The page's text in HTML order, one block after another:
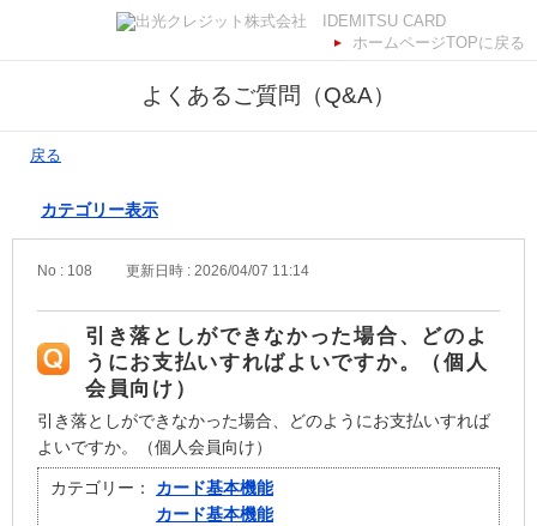
ホームページTOPに戻る
よくあるご質問（Q&A）
戻る
カテゴリー表示
No : 108 更新日時 : 2026/04/07 11:14
引き落としができなかった場合、どのよ
うにお支払いすればよいですか。（個人
会員向け）
引き落としができなかった場合、どのようにお支払いすれば
よいですか。（個人会員向け）
カテゴリー：
カード基本機能
カード基本機能